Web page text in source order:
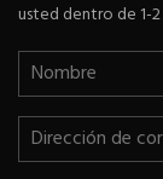
usted dentro de 1-